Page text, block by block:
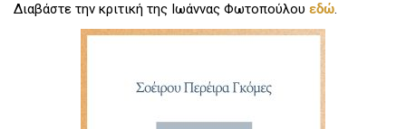
Διαβάστε την κριτική της Ιωάννας Φωτοπούλου εδώ.